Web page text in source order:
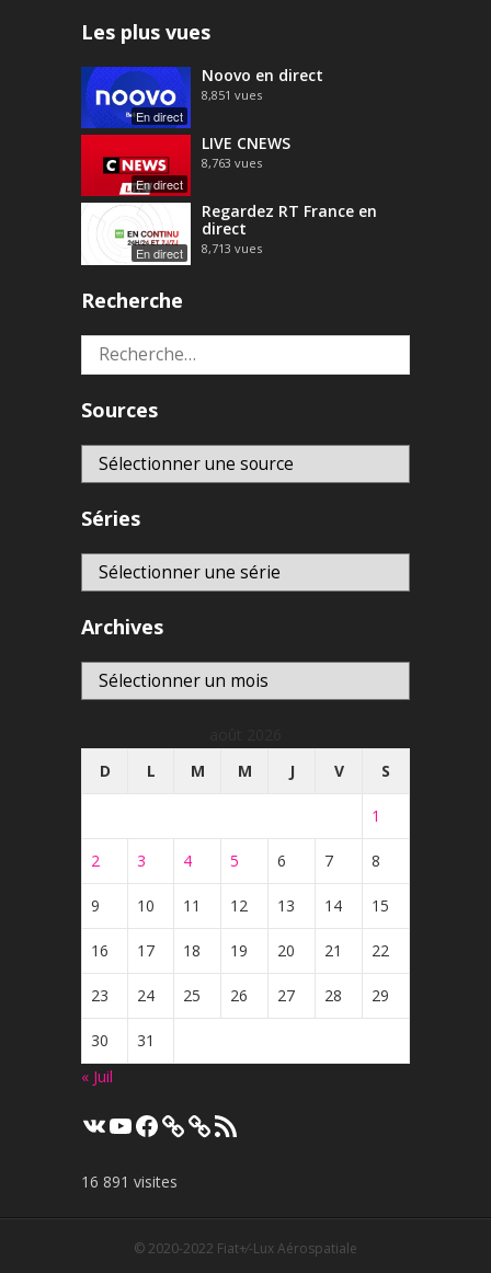
Les plus vues
En direct
Noovo en direct
8,851 vues
En direct
LIVE CNEWS
8,763 vues
En direct
Regardez RT France en
direct
8,713 vues
Recherche
Rechercher :
Sources
Séries
Archives
Archives
D
L M M J V S
1
2 3 4 5 6 7 8
9 10 11 12 13 14 15
16 17 18 19 20 21 22
23 24 25 26 27 28 29
30
31
« Juil
VK YouTube
Facebook Flux
RSS
16 891 visites
© 2020-2022 Fiat+⁄-Lux Aérospatiale